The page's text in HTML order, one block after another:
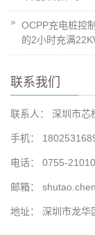
OCPP充电桩控
的2小时充满
联系我们
联系人： 深圳市芯
手机：
电话： 0755-
邮箱：
地址： 深圳市龙华